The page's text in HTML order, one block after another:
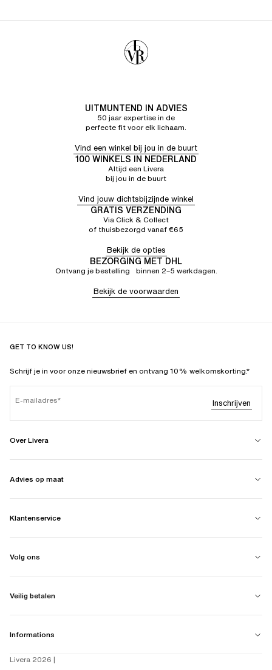
UITMUNTEND IN ADVIES
50 jaar expertise in de
perfecte fit voor elk lichaam.
Vind een winkel bij jou in de buurt
100 WINKELS IN NEDERLAND
Altijd een Livera
bij jou in de buurt
Vind jouw dichtsbijzijnde winkel
GRATIS VERZENDING
Via Click & Collect
of thuisbezorgd vanaf €65
Bekijk de opties
BEZORGING MET DHL
Ontvang je bestelling binnen 2–5 werkdagen.
Bekijk de voorwaarden
GET TO KNOW US!
Schrijf je in voor onze nieuwsbrief en ontvang 10% welkomskorting.*
E-mailadres Inschrijven
Over Livera
Advies op maat
Klantenservice
Volg ons
Veilig betalen
Informations
Livera 2026 |